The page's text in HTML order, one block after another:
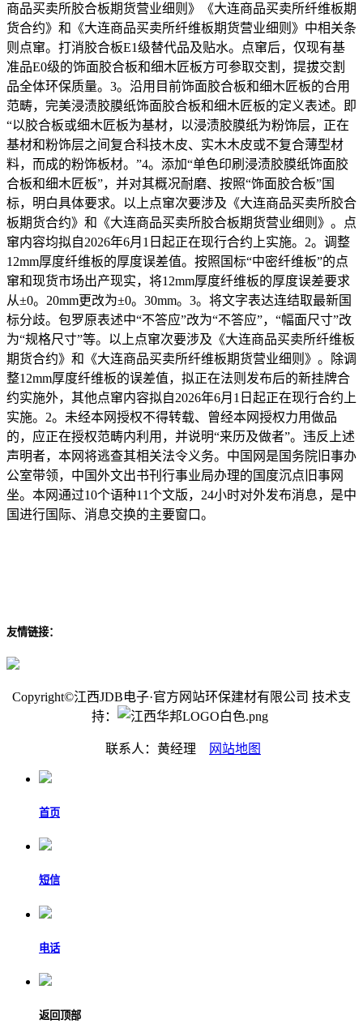
商品买卖所胶合板期货营业细则》《大连商品买卖所纤维板期
货合约》和《大连商品买卖所纤维板期货营业细则》中相关条
则点窜。打消胶合板E1级替代品及贴水。点窜后，仅现有基
准品E0级的饰面胶合板和细木匠板方可参取交割，提拔交割
品全体环保质量。3。沿用目前饰面胶合板和细木匠板的合用
范畴，完美浸渍胶膜纸饰面胶合板和细木匠板的定义表述。即
“以胶合板或细木匠板为基材，以浸渍胶膜纸为粉饰层，正在
基材和粉饰层之间复合科技木皮、实木木皮或不复合薄型材
料，而成的粉饰板材。”4。添加“单色印刷浸渍胶膜纸饰面胶
合板和细木匠板”，并对其概况耐磨、按照“饰面胶合板”国
标，明白具体要求。以上点窜次要涉及《大连商品买卖所胶合
板期货合约》和《大连商品买卖所胶合板期货营业细则》。点
窜内容均拟自2026年6月1日起正在现行合约上实施。2。调整
12mm厚度纤维板的厚度误差值。按照国标“中密纤维板”的点
窜和现货市场出产现实，将12mm厚度纤维板的厚度误差要求
从±0。20mm更改为±0。30mm。3。将文字表达连结取最新国
标分歧。包罗原表述中“不答应”改为“不答应”，“幅面尺寸”改
为“规格尺寸”等。以上点窜次要涉及《大连商品买卖所纤维板
期货合约》和《大连商品买卖所纤维板期货营业细则》。除调
整12mm厚度纤维板的误差值，拟正在法则发布后的新挂牌合
约实施外，其他点窜内容拟自2026年6月1日起正在现行合约上
实施。2。未经本网授权不得转载、曾经本网授权力用做品
的，应正在授权范畴内利用，并说明“来历及做者”。违反上述
声明者，本网将逃查其相关法令义务。中国网是国务院旧事办
公室带领，中国外文出书刊行事业局办理的国度沉点旧事网
坐。本网通过10个语种11个文版，24小时对外发布消息，是中
国进行国际、消息交换的主要窗口。
友情链接：
Copyright©江西JDB电子·官方网站环保建材有限公司 技术支
持：
联系人：黄经理 网站地图
首页
短信
电话
返回顶部